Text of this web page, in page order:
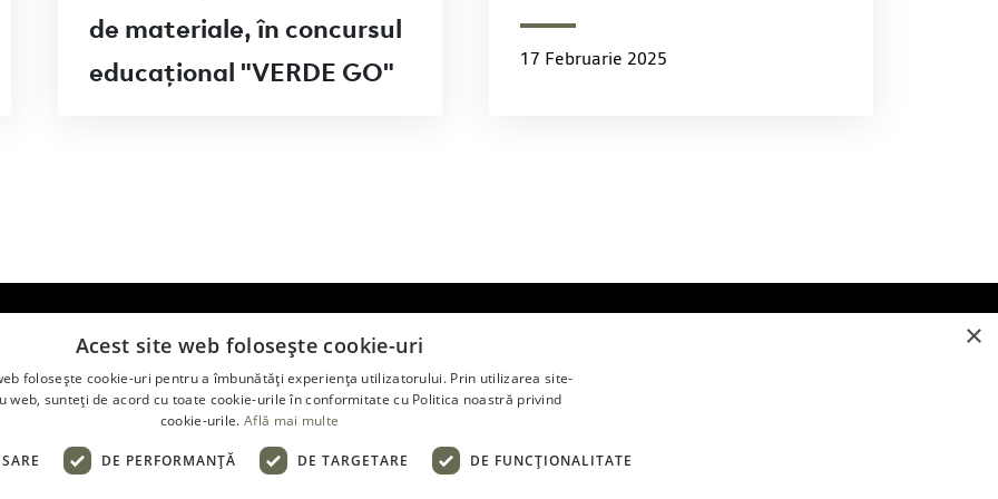
de materiale, în concursul
educațional "VERDE GO"
17 Februarie 2025
Termeni și condiții
Cookies
condițiile
×
Acest site web folosește cookie-uri
folosește cookie-uri pentru a îmbunătăți experiența utilizatorului. Prin utilizarea site-
web, sunteți de acord cu toate cookie-urile în conformitate cu Politica noastră privind
cookie-urile. Află mai multe
DE PERFORMANȚĂ DE TARGETARE DE FUNCŢIONALITATE